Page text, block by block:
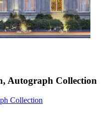
Autograph Collection
Collection